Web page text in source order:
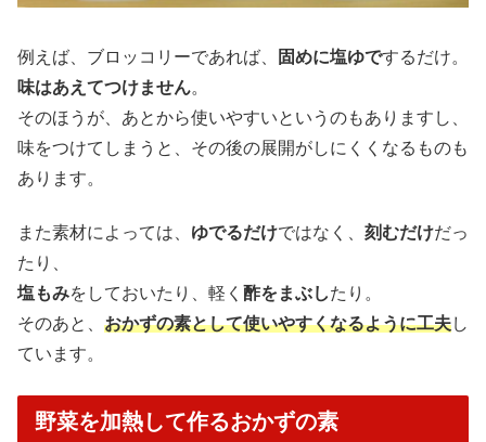
例えば、ブロッコリーであれば、 固めに塩ゆでするだけ。
味はあえてつけません。
そのほうが、あとから使いやすいというのもありますし、
味をつけてしまうと、その後の展開がしにくくなるものも
あります。
また素材によっては、 ゆでるだけではなく、 刻むだけだっ
たり、
塩もみをしておいたり、軽く 酢をまぶしたり。
そのあと、 おかずの素として使いやすくなるように工夫し
ています。
野菜を加熱して作るおかずの素